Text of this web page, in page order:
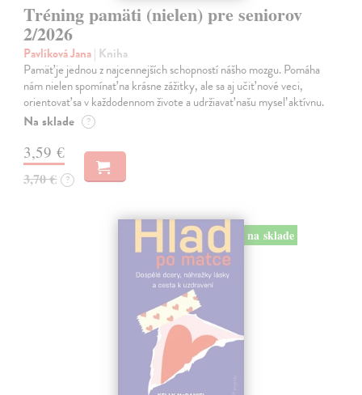
Tréning pamäti (nielen) pre seniorov
2/2026
Pavlíková Jana| Kniha
Pamäť je jednou z najcennejších schopností nášho mozgu. Pomáha
nám nielen spomínať na krásne zážitky, ale sa aj učiť nové veci,
orientovať sa v každodennom živote a udržiavať našu myseľ aktívnu.
Na sklade ?
3,59 €
3,70 € ?
na sklade